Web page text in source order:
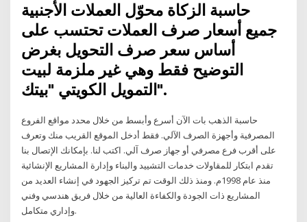
حاسبة الزكاة محوّل العملات الأجنبية
جميع أسعار صرف العملات تحتسب على
أساس سعر صرف التحويل بغرض
التوضيح فقط وهي غير ملزمة لبيت
التمويل الكويتي "بيتك".
حاسبة الذهب بات الآن أسرع وأبسط من خلال محدد مواقع الفروع
المصرفية وأجهزة الصرف الآلي. فقط أدخل الموقع القريب منك وتعرف
على أقرب فرع مصرفي أو جهاز صرف آلي. اكتب لنا. بإمكانك الإتصال بنا
تقدم ابتكار للمقاولات خدمات التشييد والبناء وإدارة المشاريع الإنشائية
منذ عام 1998م. ومنذ ذلك الوقت تم تركيز الجهود في إنشاء العديد من
المشاريع ذات الجودة والكفاءة العالية من خلال فريق هندسي وفني
وإداري متكامل.